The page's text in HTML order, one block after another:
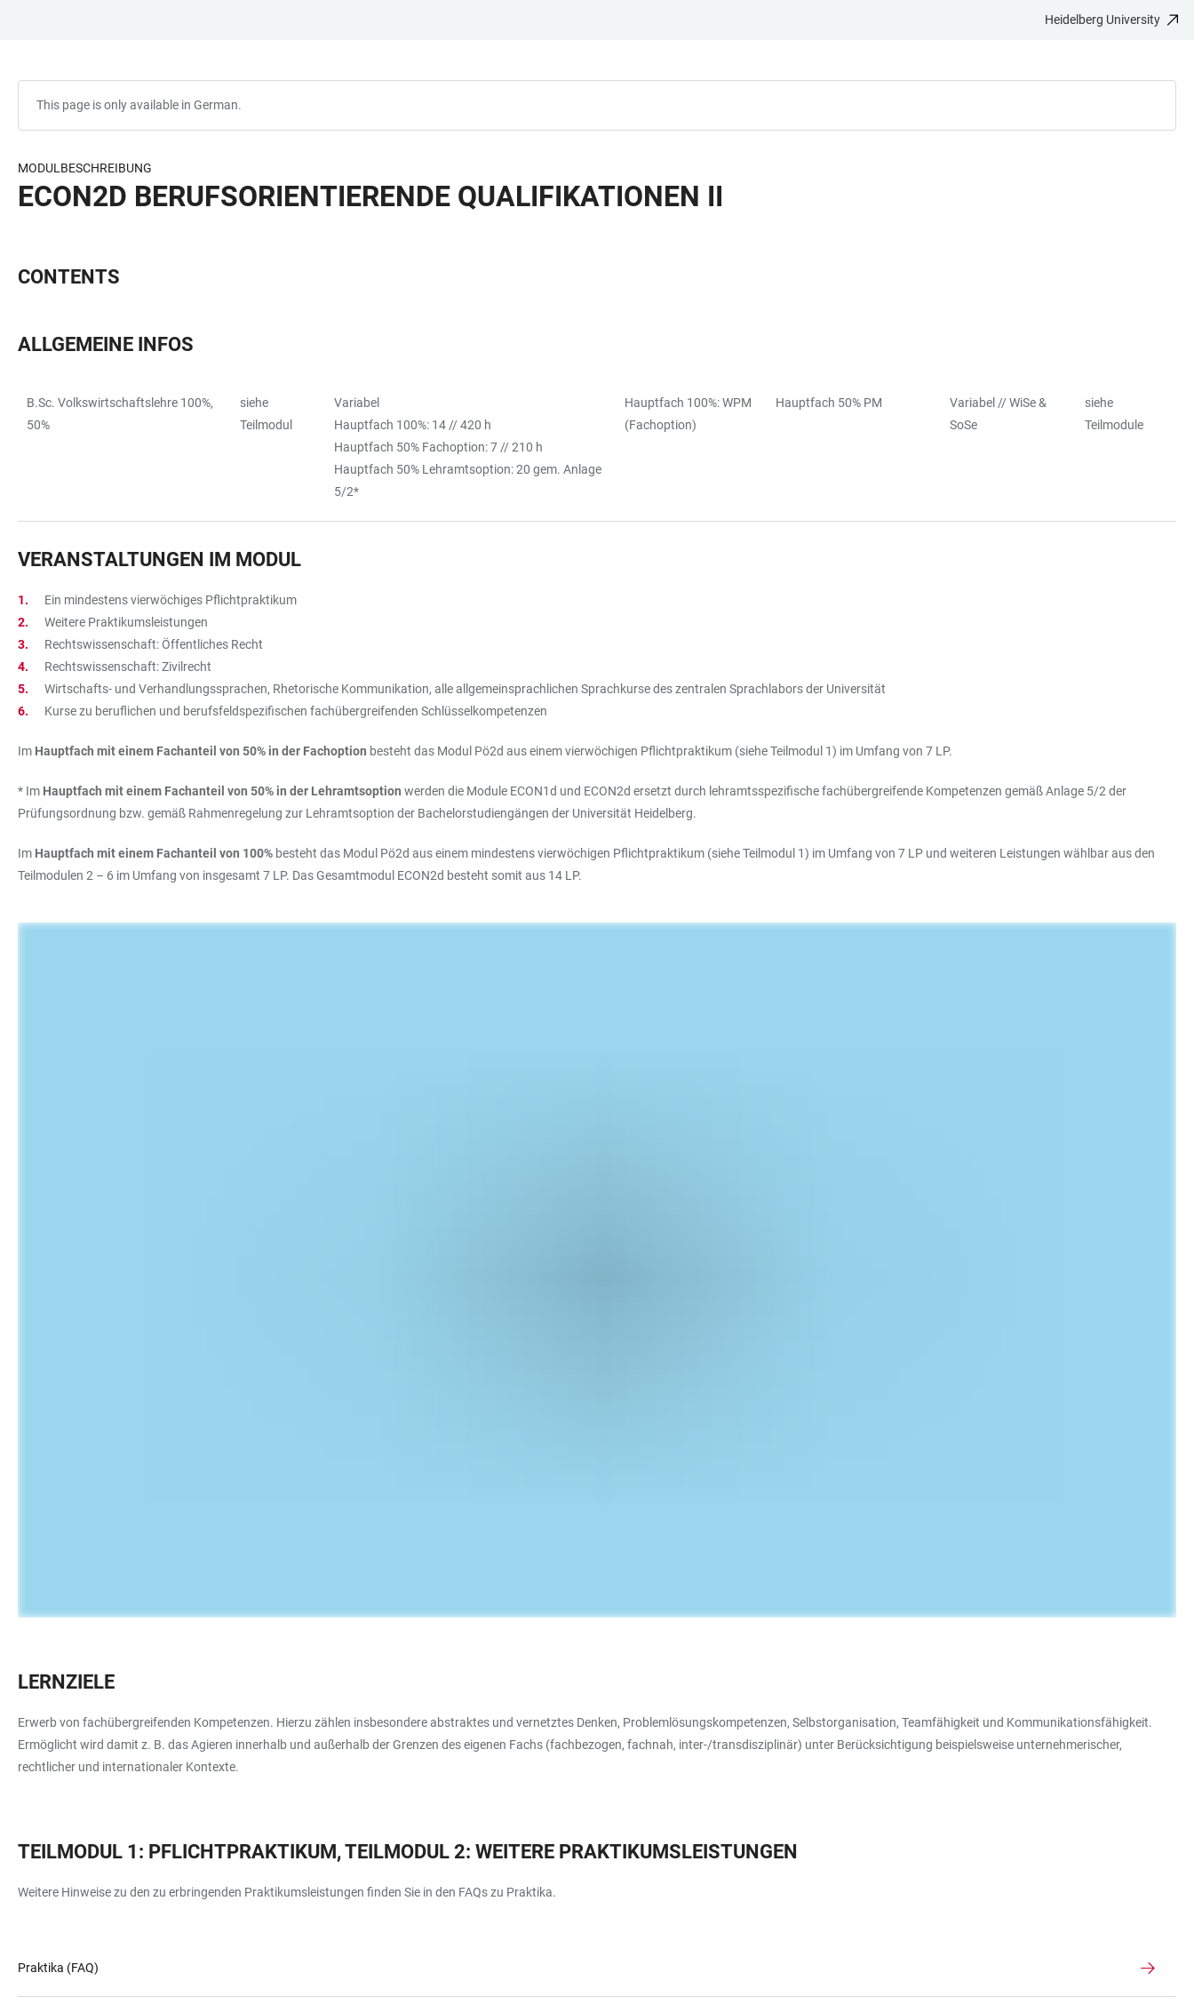
Heidelberg University
This page is only available in German.
MODULBESCHREIBUNG
ECON2D BERUFSORIENTIERENDE QUALIFIKATIONEN II
CONTENTS
ALLGEMEINE INFOS
TABLE
B.Sc. Volkswirtschaftslehre 100%,
50%
siehe
Teilmodul
Variabel
Hauptfach 100%: 14 // 420 h
Hauptfach 50% Fachoption: 7 // 210 h
Hauptfach 50% Lehramtsoption: 20 gem. Anlage
5/2*
Hauptfach 100%: WPM Hauptfach 50% PM
(Fachoption)
Variabel // WiSe &
SoSe
siehe
Teilmodule
VERANSTALTUNGEN IM MODUL
Ein mindestens vierwöchiges Pflichtpraktikum
Weitere Praktikumsleistungen
Rechtswissenschaft: Öffentliches Recht
Rechtswissenschaft: Zivilrecht
Wirtschafts- und Verhandlungssprachen, Rhetorische Kommunikation, alle allgemeinsprachlichen Sprachkurse des zentralen Sprachlabors der Universität
Kurse zu beruflichen und berufsfeldspezifischen fachübergreifenden Schlüsselkompetenzen
Im Hauptfach mit einem Fachanteil von 50% in der Fachoption besteht das Modul Pö2d aus einem vierwöchigen Pflichtpraktikum (siehe Teilmodul 1) im Umfang von 7 LP.
* Im Hauptfach mit einem Fachanteil von 50% in der Lehramtsoption werden die Module ECON1d und ECON2d ersetzt durch lehramtsspezifische fachübergreifende Kompetenzen gemäß Anlage 5/2 der
Prüfungsordnung bzw. gemäß Rahmenregelung zur Lehramtsoption der Bachelorstudiengängen der Universität Heidelberg.
Im Hauptfach mit einem Fachanteil von 100% besteht das Modul Pö2d aus einem mindestens vierwöchigen Pflichtpraktikum (siehe Teilmodul 1) im Umfang von 7 LP und weiteren Leistungen wählbar aus den
Teilmodulen 2 – 6 im Umfang von insgesamt 7 LP. Das Gesamtmodul ECON2d besteht somit aus 14 LP.
LERNZIELE
Erwerb von fachübergreifenden Kompetenzen. Hierzu zählen insbesondere abstraktes und vernetztes Denken, Problemlösungskompetenzen, Selbstorganisation, Teamfähigkeit und Kommunikationsfähigkeit.
Ermöglicht wird damit z. B. das Agieren innerhalb und außerhalb der Grenzen des eigenen Fachs (fachbezogen, fachnah, inter-/transdisziplinär) unter Berücksichtigung beispielsweise unternehmerischer,
rechtlicher und internationaler Kontexte.
TEILMODUL 1: PFLICHTPRAKTIKUM, TEILMODUL 2: WEITERE PRAKTIKUMSLEISTUNGEN
Weitere Hinweise zu den zu erbringenden Praktikumsleistungen finden Sie in den FAQs zu Praktika.
Praktika (FAQ)